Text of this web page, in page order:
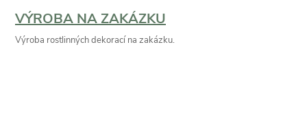
VÝROBA NA ZAKÁZKU
Výroba rostlinných dekorací na zakázku.